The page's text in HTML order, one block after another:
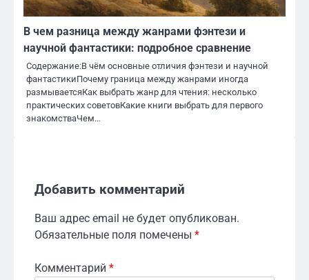
В чем разница между жанрами фэнтези и
научной фантастики: подробное сравнение
Содержание:В чём основные отличия фэнтези и научной
фантастикиПочему граница между жанрами иногда
размываетсяКак выбрать жанр для чтения: несколько
практических советовКакие книги выбрать для первого
знакомстваЧем…
Добавить комментарий
Ваш адрес email не будет опубликован.
Обязательные поля помечены *
Комментарий *